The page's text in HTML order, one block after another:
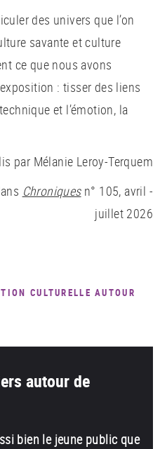
des univers que l’on
savante et culture
ce que nous avons
: tisser des liens
et l’émotion, la
par Mélanie Leroy-Terquem
Chroniquesn° 105, avril -
juillet 2026
CULTURELLE AUTOUR
autour de
bien le jeune public que